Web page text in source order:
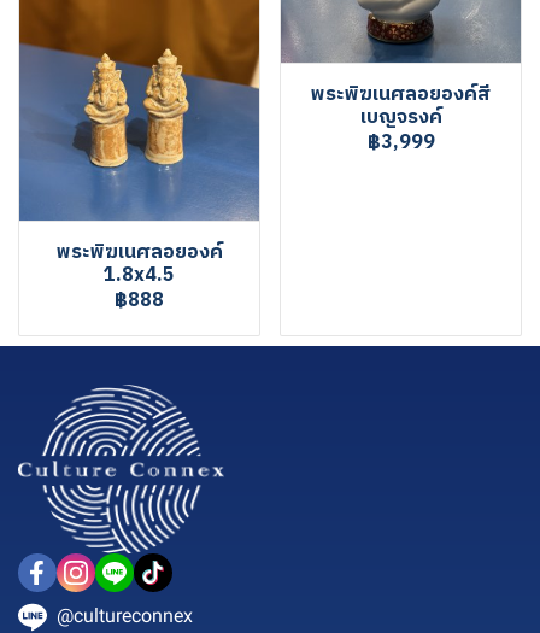
พระพิฆเนศลอยองค์
1.8x4.5
฿888
พระพิฆเนศลอยองค์สี
เบญจรงค์
฿3,999
@cultureconnex